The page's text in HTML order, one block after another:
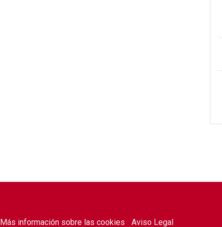
Más información sobre las cookies Aviso Legal